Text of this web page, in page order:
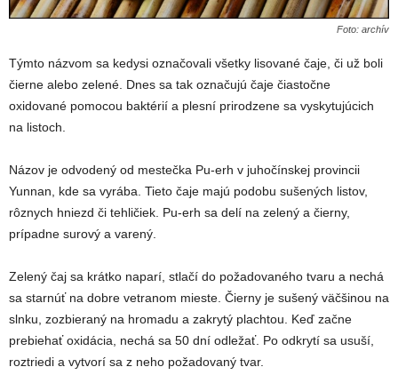
Foto: archív
Týmto názvom sa kedysi označovali všetky lisované čaje, či už boli
čierne alebo zelené. Dnes sa tak označujú čaje čiastočne
oxidované pomocou baktérií a plesní prirodzene sa vyskytujúcich
na listoch.
Názov je odvodený od mestečka Pu-erh v juhočínskej provincii
Yunnan, kde sa vyrába. Tieto čaje majú podobu sušených listov,
rôznych hniezd či tehličiek. Pu-erh sa delí na zelený a čierny,
prípadne surový a varený.
Zelený čaj sa krátko naparí, stlačí do požadovaného tvaru a nechá
sa starnúť na dobre vetranom mieste. Čierny je sušený väčšinou na
slnku, zozbieraný na hromadu a zakrytý plachtou. Keď začne
prebiehať oxidácia, nechá sa 50 dní odležať. Po odkrytí sa usuší,
roztriedi a vytvorí sa z neho požadovaný tvar.